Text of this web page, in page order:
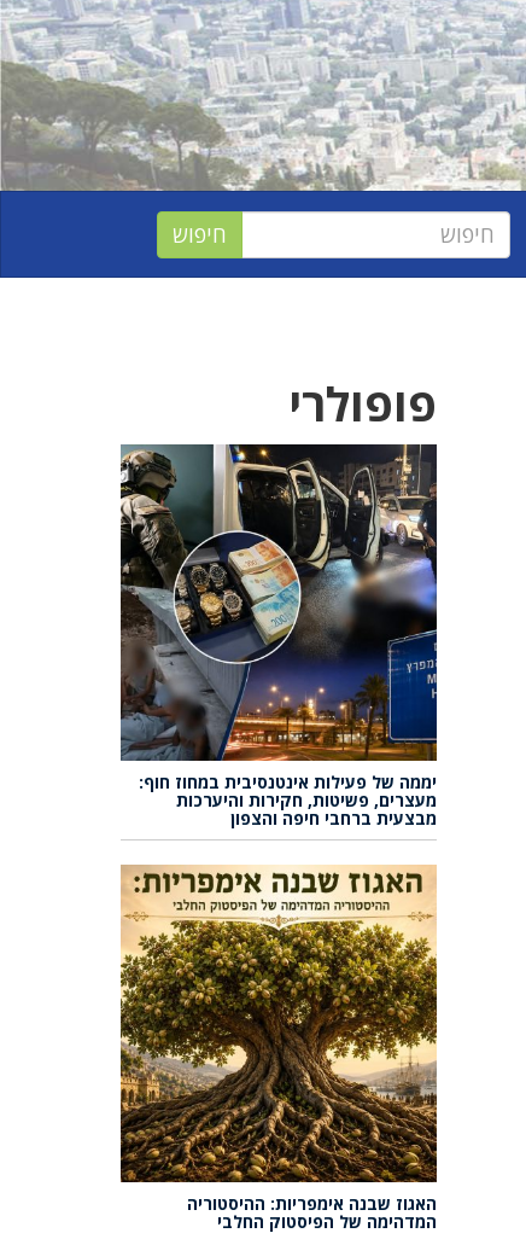
פופולרי
יממה של פעילות אינטנסיבית במחוז חוף:
מעצרים, פשיטות, חקירות והיערכות
מבצעית ברחבי חיפה והצפון
האגוז שבנה אימפריות: ההיסטוריה
המדהימה של הפיסטוק החלבי